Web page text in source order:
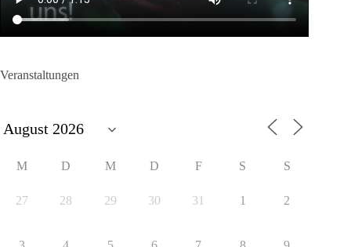
Veranstaltungen
M D M D F S S
27 28 29 30 31 1 2